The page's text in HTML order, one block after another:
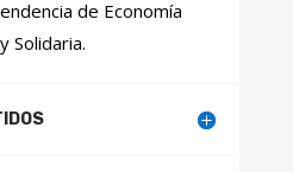
de Economía
Solidaria.